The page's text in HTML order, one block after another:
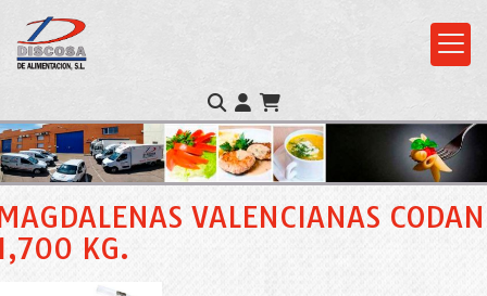
VALENCIANAS CODAN
KG.